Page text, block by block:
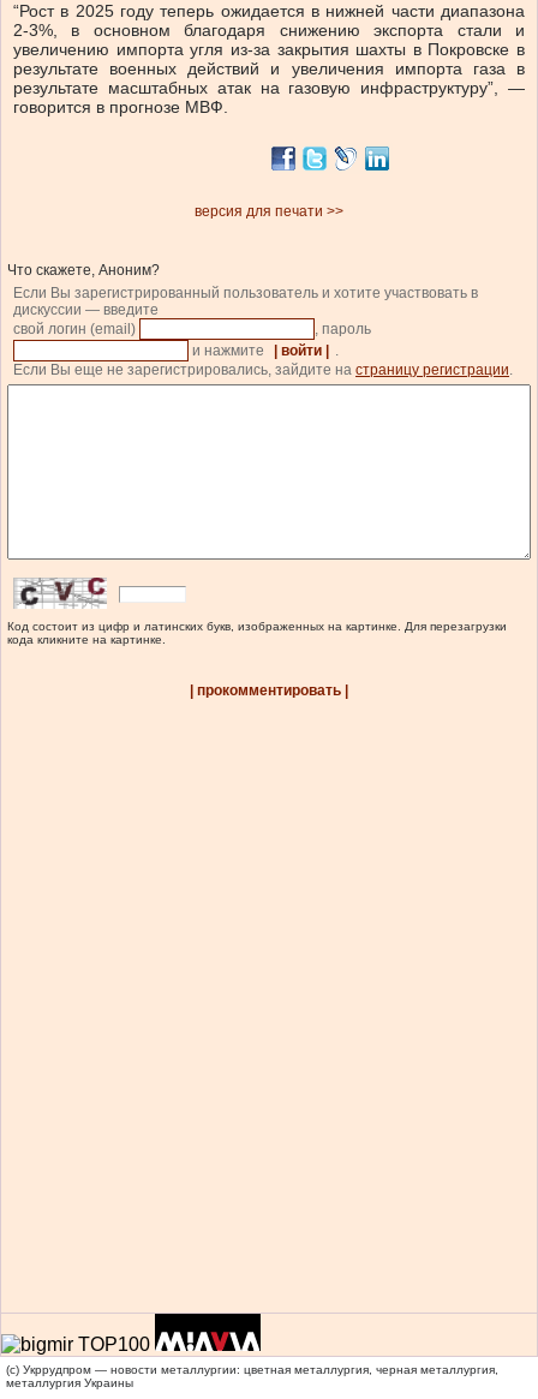
“Рост в 2025 году теперь ожидается в нижней части диапазона
2-3%, в основном благодаря снижению экспорта стали и
увеличению импорта угля из-за закрытия шахты в Покровске в
результате военных действий и увеличения импорта газа в
результате масштабных атак на газовую инфраструктуру”, —
говорится в прогнозе МВФ.
версия для печати >>
Что скажете, Аноним?
Если Вы зарегистрированный пользователь и хотите участвовать в
дискуссии — введите
свой логин (email)
, пароль
и нажмите
| войти |
.
Если Вы еще не зарегистрировались, зайдите на страницу регистрации.
Код состоит из цифр и латинских букв, изображенных на картинке. Для перезагрузки
кода кликните на картинке.
| прокомментировать |
(c) Укррудпром — новости металлургии: цветная металлургия, черная металлургия,
металлургия Украины